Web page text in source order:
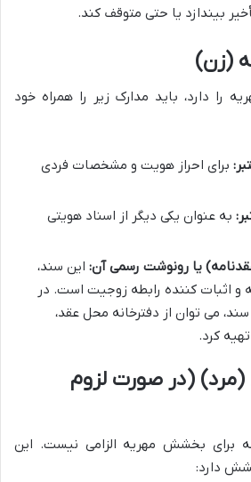
بیندازد یا حتی متوقف کند.
(زن)
دارد، باید مدارک زیر را همراه خود
برای احراز هویت و مشخصات فردی
به عنوان یکی دیگر از اسناد هویتی
یا رونوشت رسمی آن: این سند،
و اثبات کننده رابطه زوجیت است. در
می توان از دفترخانه محل عقد،
کرد.
(مرد) (در صورت لزوم
برای بخشش مهریه الزامی نیست. این
دارد: